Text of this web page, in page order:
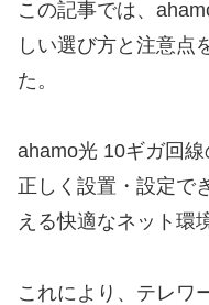
この記事では、
しい選び方と注意点
た。
ahamo光 10ギガ回線
正しく設置・設定で
える快適なネット環
これにより、テレワ